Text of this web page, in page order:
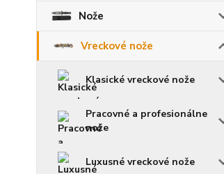
Nože
Vreckové nože
Klasické vreckové nože
Pracovné a profesionálne
nože
Luxusné vreckové nože